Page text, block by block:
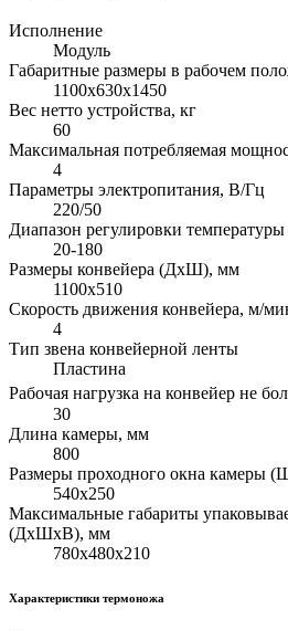
Исполнение
Модуль
Габаритные размеры в рабочем
1100х630х1450
Вес нетто устройства, кг
60
Максимальная потребляемая
4
Параметры электропитания, В/Гц
220/50
Диапазон регулировки температуры
20-180
Размеры конвейера (ДхШ), мм
1100х510
Скорость движения конвейера, м/
4
Тип звена конвейерной ленты
Пластина
Рабочая нагрузка на конвейер не
30
Длина камеры, мм
800
Размеры проходного окна камеры
540х250
Максимальные габариты
(ДхШхВ), мм
780х480х210
Характеристики термоножа